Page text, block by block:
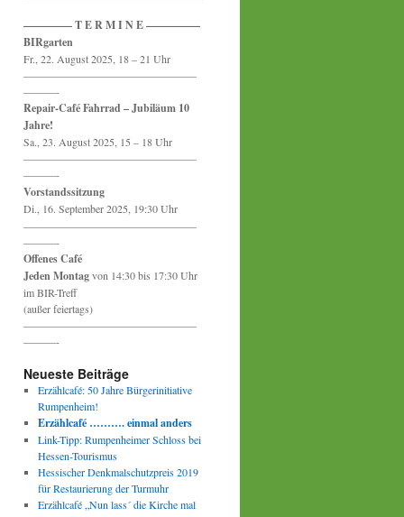
————– T E R M I N E —————
BIRgarten
Fr., 22. August 2025, 18 – 21 Uhr
————————————————
———-
Repair-Café Fahrrad – Jubiläum 10
Jahre!
Sa., 23. August 2025, 15 – 18 Uhr
————————————————
———-
Vorstandssitzung
Di., 16. September 2025, 19:30 Uhr
————————————————
———-
Offenes Café
Jeden Montagvon 14:30 bis 17:30 Uhr
im BIR-Treff
(außer feiertags)
————————————————
———-
Neueste Beiträge
Erzählcafé: 50 Jahre Bürgerinitiative
Rumpenheim!
Erzählcafé ………. einmal anders
Link-Tipp: Rumpenheimer Schloss bei
Hessen-Tourismus
Hessischer Denkmalschutzpreis 2019
für Restaurierung der Turmuhr
Erzählcafé „Nun lass´ die Kirche mal